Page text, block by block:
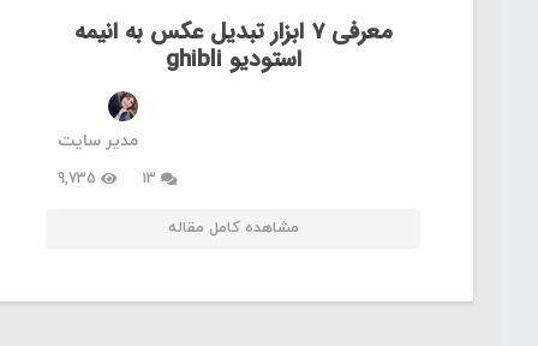
معرفی 7 ابزار تبدیل عکس به انیمه
استوديو ghibli
مدیر سایت
13 دیدگاه 9,735
مشاهده کامل مقاله